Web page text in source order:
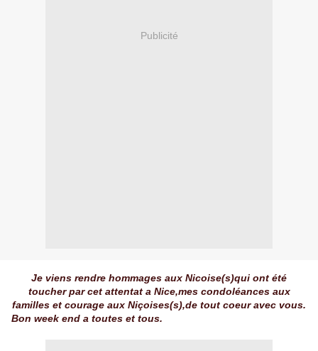
Publicité
Je viens rendre hommages aux Nicoise(s)qui ont été
toucher par cet attentat a Nice,mes condoléances aux
familles et courage aux Niçoises(s),de tout coeur avec vous.
Bon week end a toutes et tous.